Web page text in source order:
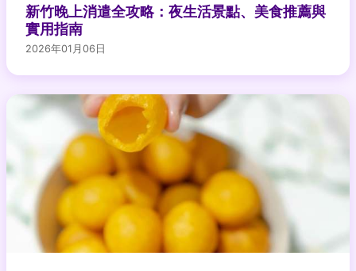
新竹晚上消遣全攻略：夜生活景點、美食推薦與
實用指南
2026年01月06日